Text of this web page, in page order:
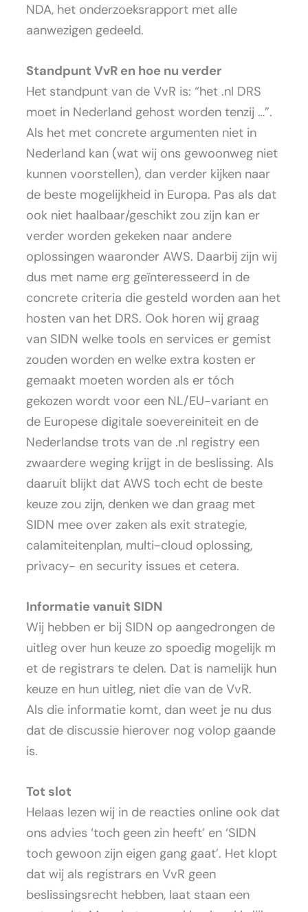
NDA, het onderzoeksrapport met alle
aanwezigen gedeeld.
Standpunt VvR en hoe nu verder
Het standpunt van de VvR is: “het .nl DRS
moet in Nederland gehost worden tenzij …”.
Als het met concrete argumenten niet in
Nederland kan (wat wij ons gewoonweg niet
kunnen voorstellen), dan verder kijken naar
de beste mogelijkheid in Europa. Pas als dat
ook niet haalbaar/geschikt zou zijn kan er
verder worden gekeken naar andere
oplossingen waaronder AWS. Daarbij zijn wij
dus met name erg geïnteresseerd in de
concrete criteria die gesteld worden aan het
hosten van het DRS. Ook horen wij graag
van SIDN welke tools en services er gemist
zouden worden en welke extra kosten er
gemaakt moeten worden als er tóch
gekozen wordt voor een NL/EU-variant en
de Europese digitale soevereiniteit en de
Nederlandse trots van de .nl registry een
zwaardere weging krijgt in de beslissing. Als
daaruit blijkt dat AWS toch echt de beste
keuze zou zijn, denken we dan graag met
SIDN mee over zaken als exit strategie,
calamiteitenplan, multi-cloud oplossing,
privacy- en security issues et cetera.
Informatie vanuit SIDN
Wij hebben er bij SIDN op aangedrongen de
uitleg over hun keuze zo spoedig mogelijk m
et de registrars te delen. Dat is namelijk hun
keuze en hun uitleg, niet die van de VvR.
Als die informatie komt, dan weet je nu dus
dat de discussie hierover nog volop gaande
is.
Tot slot
Helaas lezen wij in de reacties online ook dat
ons advies ‘toch geen zin heeft’ en ‘SIDN
toch gewoon zijn eigen gang gaat’. Het klopt
dat wij als registrars en VvR geen
beslissingsrecht hebben, laat staan een